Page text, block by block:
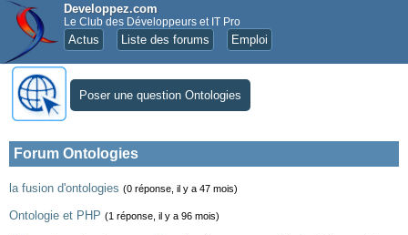
Developpez.com
Le Club des Développeurs et IT Pro
Actus Liste des forums Emploi
Poser une question Ontologies
Forum Ontologies
la fusion d'ontologies (0 réponse, il y a 47 mois)
Ontologie et PHP (1 réponse, il y a 96 mois)